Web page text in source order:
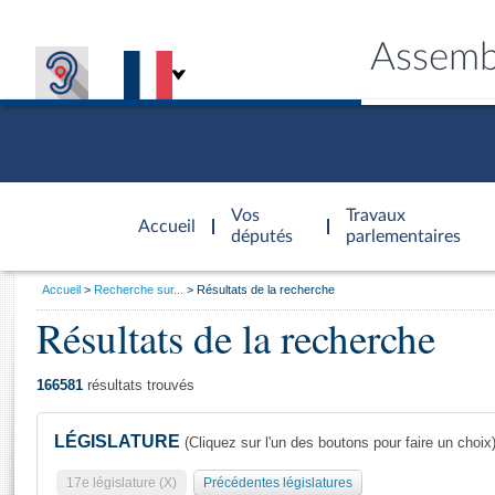
Accueil
d'accueil
Vos
députés
Travaux
parlementaires
Général
Vous
Accueil Recherche sur... Résultats de la recherche
Résultats de la recherche
166581 résultats trouvés
LÉGISLATURE (Cliquez sur l'un des boutons pour faire un choix)
17e législature (X) Précédentes législatures